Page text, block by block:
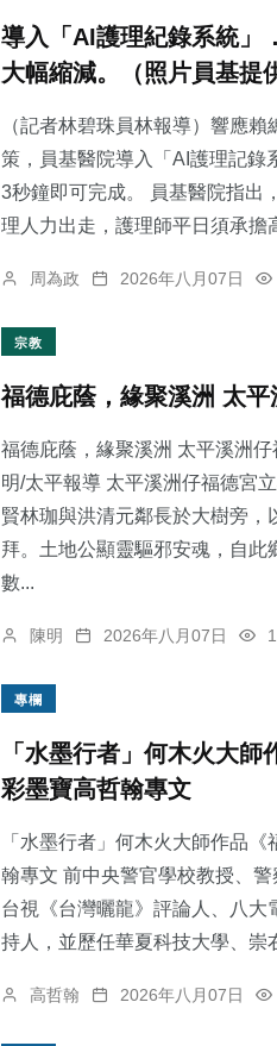
導入「AI護理紀錄系統」
大幅縮減。（照片員基提
（記者林碧珠員林報導）響應
策，員基醫院導入「AI護理記錄
3秒鐘即可完成。 員基醫院指出
理人力出走，護理師平日須承擔
周為政 2026年八月07日
宗教
福德庇蔭，緣聚溪洲 太
福德庇蔭，緣聚溪洲 太平溪洲
明/太平報導 太平溪洲仔福德宮
賢林珈與洪清元鄰長於大樹旁，
拜。土地公顯靈驅邪安魂，自此
數...
陳明 2026年八月07日
專欄
「水墨行者」何木火大
彩墨寶高哲翰專文
「水墨行者」何木火大師作品
翰專文 前中央警官學校教授、
台視《台灣曬龍》評論人、八大
持人，並歷任華夏科技大學、崇
高哲翰 2026年八月07日